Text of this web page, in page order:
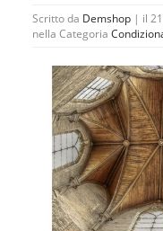
Scritto da Demshop | il
nella Categoria